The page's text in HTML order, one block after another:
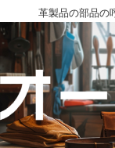
革製品の部品の